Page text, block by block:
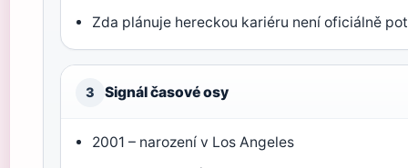
Zda plánuje hereckou kariéru není oficiálně
3 Signál časové osy
2001 – narození v Los Angeles